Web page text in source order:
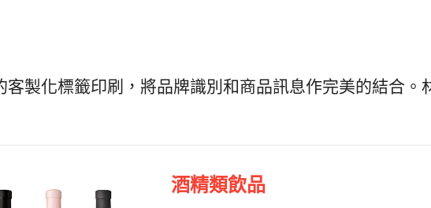
客製化標籤印刷，將品牌識別和商品訊息作完美的結合
酒精類飲品